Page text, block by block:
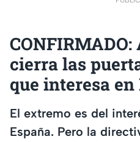
cierra las
que interesa en
El extremo es del
España. Pero la